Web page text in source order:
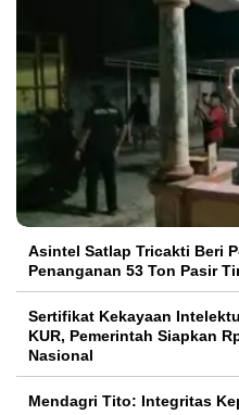
Asintel Satlap Tricakti Beri
Penanganan 53 Ton Pasir
Sertifikat Kekayaan
KUR, Pemerintah Siapkan
Nasional
Mendagri Tito: Integritas